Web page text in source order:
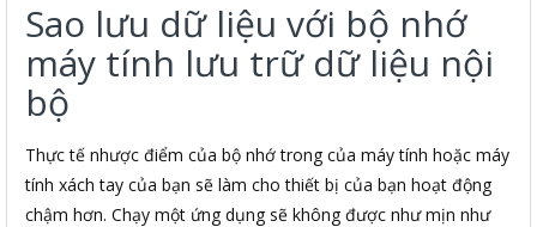
Sao lưu dữ liệu với bộ nhớ
máy tính lưu trữ dữ liệu nội
bộ
Thực tế nhược điểm của bộ nhớ trong của máy tính hoặc máy
tính xách tay của bạn sẽ làm cho thiết bị của bạn hoạt động
chậm hơn. Chạy một ứng dụng sẽ không được như mịn như